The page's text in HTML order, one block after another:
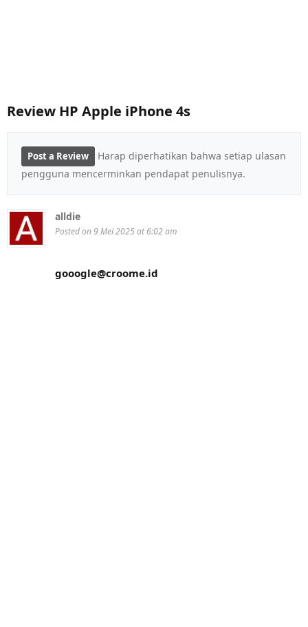
Review HP Apple iPhone 4s
Post a Review
Harap diperhatikan bahwa setiap ulasan
pengguna mencerminkan pendapat penulisnya.
alldie
Posted on 9 Mei 2025 at 6:02 am
gooogle@croome.id